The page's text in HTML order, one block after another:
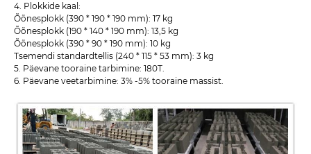
4. Plokkide kaal:
Õõnesplokk (390 * 190 * 190 mm): 17 kg
Õõnesplokk (190 * 140 * 190 mm): 13,5 kg
Õõnesplokk (390 * 90 * 190 mm): 10 kg
Tsemendi standardtellis (240 * 115 * 53 mm): 3 kg
5. Päevane tooraine tarbimine: 180T.
6. Päevane veetarbimine: 3% -5% tooraine massist.